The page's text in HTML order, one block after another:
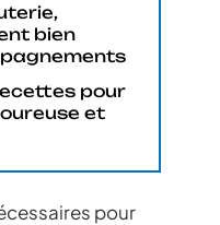
bien
pour
et
pour